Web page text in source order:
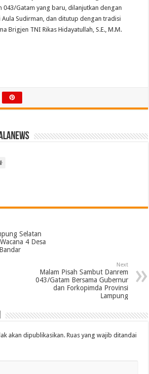
043/Gatam yang baru, dilanjutkan dengan
Aula Sudirman, dan ditutup dengan tradisi
Brigjen TNI Rikas Hidayatullah, S.E., M.M.
Selatan
4 Desa
Next
Malam Pisah Sambut Danrem
043/Gatam Bersama Gubernur
dan Forkopimda Provinsi
Lampung
akan dipublikasikan. Ruas yang wajib ditandai